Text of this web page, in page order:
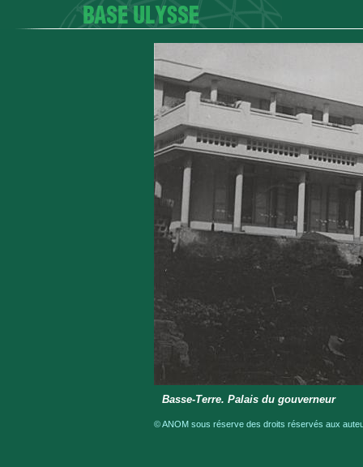
Basse-Terre. Palais du gouverneur
© ANOM sous réserve des droits réservés aux